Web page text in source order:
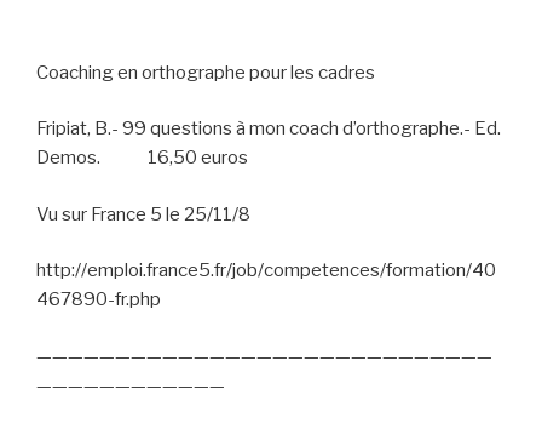
Coaching en orthographe pour les cadres
Fripiat, B.- 99 questions à mon coach d’orthographe.- Ed.
Demos.
16,50 euros
Vu sur France 5 le 25/11/8
http://emploi.france5.fr/job/competences/formation/40
467890-fr.php
—————————————————————————————
————————————